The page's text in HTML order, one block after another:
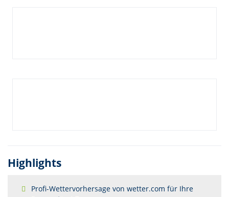
Highlights
Profi-Wettervorhersage von wetter.com für Ihre